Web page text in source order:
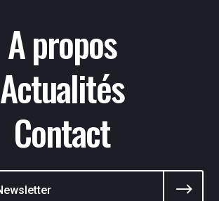
A propos
Actualités
Contact
$